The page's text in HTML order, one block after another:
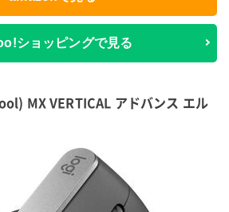
ショッピングで見る
MX VERTICAL アドバンス エル